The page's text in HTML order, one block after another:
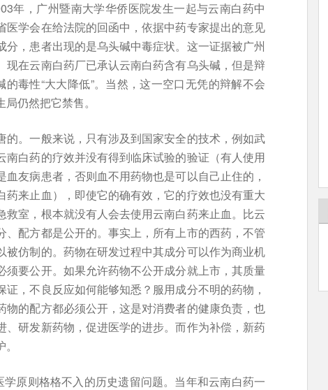
年，广州暨南大学华侨医院发生一起与云南白药中
学会在给法院的回函中，依据中药专家提出的意见
，患者出现的是乌头碱中毒症状。这一证据被广州
在云南白药厂已承认云南白药含有乌头碱，但是辩
毒性“大大降低”。当然，这一空口无凭的辩解不会
仍然把它禁售。
。一般来说，只有涉及到国家安全的技术，例如武
白药的疗效并没有得到临床试验的验证（有人使用
友病患者，否则血不用药物也是可以自己止住的，
来止血），即使它的确有效，它的疗效也没有重大
室，根本就没有人会去使用云南白药来止血。比云
配方都是公开的。事实上，所有上市的西药，不管
仿制的。药物在研发过程中其成分可以作为商业机
须要公开。如果允许药物不公开成分就上市，其质量
，不良反应如何能够知悉？服用成分不明的药物，
物的配方都必须公开，这是对消费者的健康负责，也
研发新药物，促进医学的进步。而作为补偿，新药
学原则格格不入的历史遗留问题。当年和云南白药一